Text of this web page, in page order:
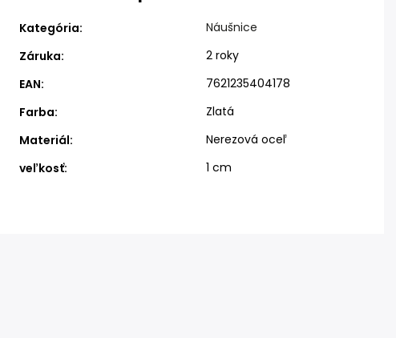
Kategória:
Náušnice
Záruka:
2 roky
EAN:
7621235404178
Farba:
Zlatá
Materiál:
Nerezová oceľ
veľkosť: 1 cm